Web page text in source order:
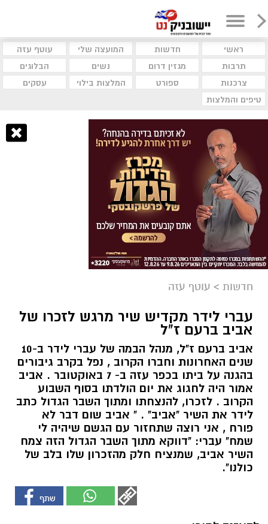
ראשי חדשות המועצה שלי
עוטף עזה
תרבות
מגזין דרום נשים
הבלוגים
צרכנות
ספורט המלצות בילוי
עסקים
טיפים והמלצות
חדשות > עוטף עזה
עברי לידר מקדיש שיר מרגש לזכרו של
אביב ברעם ז"ל
אביב ברעם ז"ל, מנהל הבמה של עברי לידר ב-10
שנים האחרונות וחברו הקרוב , נפל בקרב גיבורים
בהגנה על ביתו בכפר עזה ב- 7 באוקטובר . אביב
אמור היה לחגוג את יום הולדתו בסוף השבוע
הקרוב . לזכרו, להנצחתו ומתוך השבר הגדול כתב
לידר את השיר "אביב" . " אביב שום דבר לא
פורח , אני רוצה שתחזור עם הגשם שיהיה לי
שמח" עברי: "דווקא מתוך השבר הגדול הזה צמח
השיר אביב, שמנציח חלק מהזכרון שלו בלב של
כולנו".